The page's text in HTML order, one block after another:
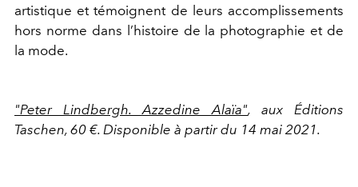
artistique et témoignent de leurs accomplissements
hors norme dans l’histoire de la photographie et de
la mode.
"Peter Lindbergh. Azzedine Alaïa", aux Éditions
Taschen, 60 €. Disponible à partir du 14 mai 2021.